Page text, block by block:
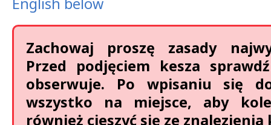
Zachowaj proszę zasady
Przed podjęciem kesza
obserwuje. Po wpisaniu się
wszystko na miejsce, aby
również cieszyć się ze znalezienia